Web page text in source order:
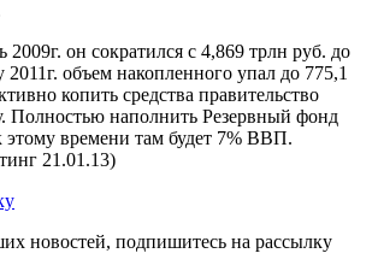
2009г. он сократился с 4,869 трлн руб. до
2011г. объем накопленного упал до 775,1
копить средства правительство
Полностью наполнить Резервный фонд
этому времени там будет 7% ВВП.
21.01.13)
новостей, подпишитесь на рассылку